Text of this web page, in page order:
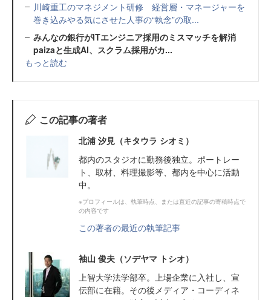
川崎重工のマネジメント研修 経営層・マネージャーを
巻き込みやる気にさせた人事の“執念”の取...
みんなの銀行がITエンジニア採用のミスマッチを解消
paizaと生成AI、スクラム採用がカ...
もっと読む
この記事の著者
北浦 汐見（キタウラ シオミ）
都内のスタジオに勤務後独立。ポートレー
ト、取材、料理撮影等、都内を中心に活動
中。
※プロフィールは、執筆時点、または直近の記事の寄稿時点で
の内容です
この著者の最近の執筆記事
袖山 俊夫（ソデヤマ トシオ）
上智大学法学部卒。上場企業に入社し、宣
伝部に在籍。その後メディア・コーディネ